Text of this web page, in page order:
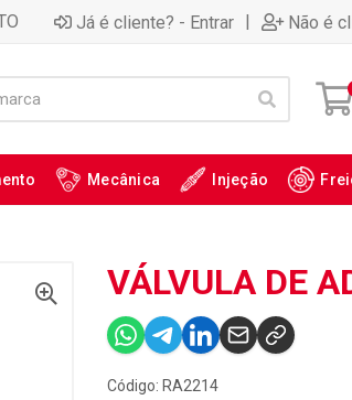
Já é cliente? - Entrar | Não é
Mecânica Injeção
VÁLVULA DE
Código: RA2214